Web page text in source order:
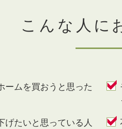
こんな人に
ームを買おうと思った
げたいと思っている人